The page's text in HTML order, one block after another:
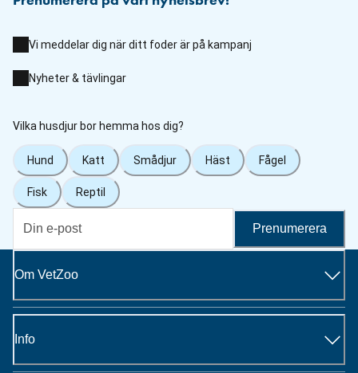
Vi meddelar dig när ditt foder är på kampanj
Nyheter & tävlingar
Vilka husdjur bor hemma hos dig?
Hund Katt Smådjur Häst Fågel
Fisk Reptil
Prenumerera
Om VetZoo
Info